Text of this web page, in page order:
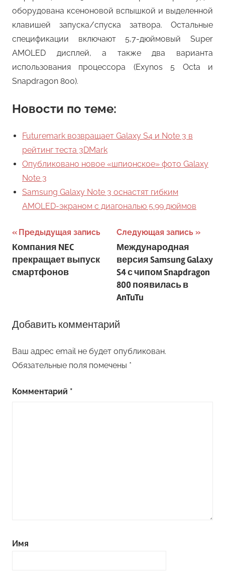
оборудована ксеноновой вспышкой и выделенной
клавишей запуска/спуска затвора. Остальные
спецификации включают 5,7-дюймовый Super
AMOLED дисплей, а также два варианта
использования процессора (Exynos 5 Octa и
Snapdragon 800).
Новости по теме:
Futuremark возвращает Galaxy S4 и Note 3 в
рейтинг теста 3DMark
Опубликовано новое «шпионское» фото Galaxy
Note 3
Samsung Galaxy Note 3 оснастят гибким
AMOLED-экраном с диагональю 5.99 дюймов
Навигация
по
записям
Предыдущая запись
Компания NEC
прекращает выпуск
смартфонов
Следующая запись
Международная
версия Samsung Galaxy
S4 с чипом Snapdragon
800 появилась в
AnTuTu
Добавить комментарий
Ваш адрес email не будет опубликован.
Обязательные поля помечены *
Комментарий *
Имя